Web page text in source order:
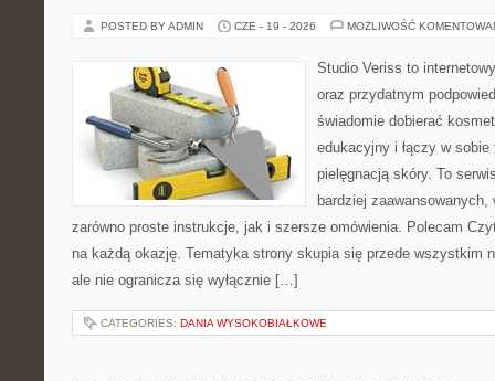
POSTED BY ADMIN CZE - 19 - 2026 MOŻLIWOŚĆ
Studio Veriss to
oraz przydatnym
świadomie dobierać
edukacyjny i łączy w
pielęgnacją skóry. To
bardziej
zarówno proste instrukcje, jak i szersze omówienia. Polecam
na każdą okazję. Tematyka strony skupia się przede wszystkim
ale nie ogranicza się wyłącznie […]
CATEGORIES: DANIA WYSOKOBIAŁKOWE